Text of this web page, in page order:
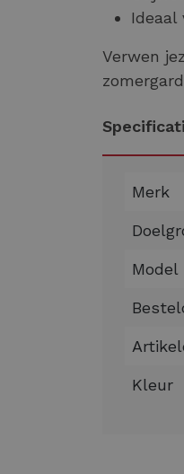
Ideaal
Verwen
Merk
Model
Kleur